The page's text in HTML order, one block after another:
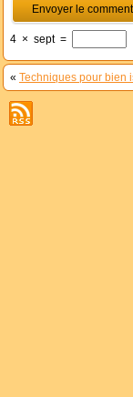
4 × sept =
« Techniques pour bien